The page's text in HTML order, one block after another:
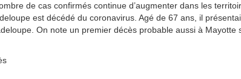
de cas confirmés continue d’augmenter dans les
est décédé du coronavirus. Agé de 67 ans, il
On note un premier décès probable aussi à Mayotte